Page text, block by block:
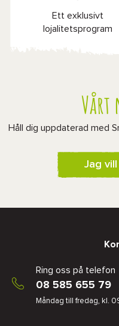
Ett exklusivt
lojalitetsprogram
Vårt
Håll dig uppdaterad med
Jag
Ring oss på telefon
08 585 655 79
Måndag till fredag, kl.